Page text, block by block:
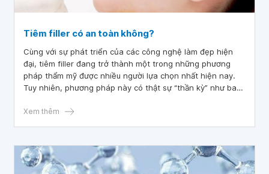
Tiêm filler có an toàn không?
Cùng với sự phát triển của các công nghệ làm đẹp hiện
đại, tiêm filler đang trở thành một trong những phương
pháp thẩm mỹ được nhiều người lựa chọn nhất hiện nay.
Tuy nhiên, phương pháp này có thật sự “thần kỳ” như bao
Xem thêm